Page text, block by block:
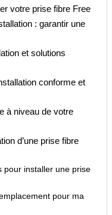
votre prise fibre Free
: garantir une
et solutions
conforme et
à niveau de votre
d’une prise fibre
pour installer une prise
pour ma